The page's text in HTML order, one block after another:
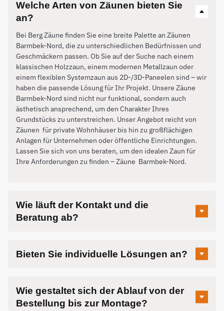
Welche Arten von Zäunen bieten Sie
an?
Bei Berg Zäune finden Sie eine breite Palette an Zäunen
Barmbek-Nord, die zu unterschiedlichen Bedürfnissen und
Geschmäckern passen. Ob Sie auf der Suche nach einem
klassischen Holzzaun, einem modernen Metallzaun oder
einem flexiblen Systemzaun aus 2D-/3D-Paneelen sind – wir
haben die passende Lösung für Ihr Projekt. Unsere Zäune
Barmbek-Nord sind nicht nur funktional, sondern auch
ästhetisch ansprechend, um den Charakter Ihres
Grundstücks zu unterstreichen. Unser Angebot reicht von
Zäunen für private Wohnhäuser bis hin zu großflächigen
Anlagen für Unternehmen oder öffentliche Einrichtungen.
Lassen Sie sich von uns beraten, um den idealen Zaun für
Ihre Anforderungen zu finden – Zäune Barmbek-Nord.
Wie läuft der Kontakt und die
Beratung ab?
Bieten Sie individuelle Lösungen an?
Wie gestaltet sich der Ablauf von der
Bestellung bis zur Montage?